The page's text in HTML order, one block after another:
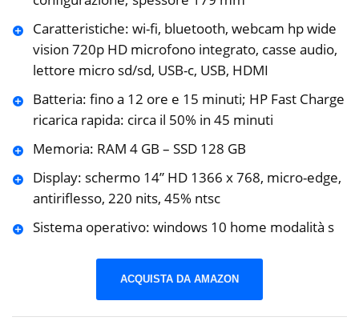
Caratteristiche: wi-fi, bluetooth, webcam hp wide
vision 720p HD microfono integrato, casse audio,
lettore micro sd/sd, USB-c, USB, HDMI
Batteria: fino a 12 ore e 15 minuti; HP Fast Charge
ricarica rapida: circa il 50% in 45 minuti
Memoria: RAM 4 GB – SSD 128 GB
Display: schermo 14” HD 1366 x 768, micro-edge,
antiriflesso, 220 nits, 45% ntsc
Sistema operativo: windows 10 home modalità s
ACQUISTA DA AMAZON